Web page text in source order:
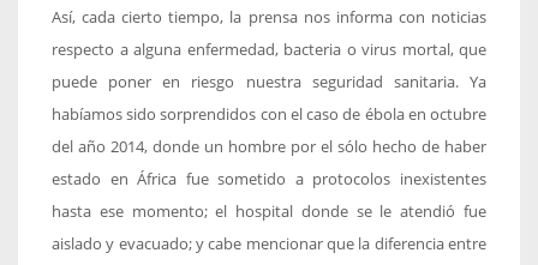
Así, cada cierto tiempo, la prensa nos informa con noticias
respecto a alguna enfermedad, bacteria o virus mortal, que
puede poner en riesgo nuestra seguridad sanitaria. Ya
habíamos sido sorprendidos con el caso de ébola en octubre
del año 2014, donde un hombre por el sólo hecho de haber
estado en África fue sometido a protocolos inexistentes
hasta ese momento; el hospital donde se le atendió fue
aislado y evacuado; y cabe mencionar que la diferencia entre